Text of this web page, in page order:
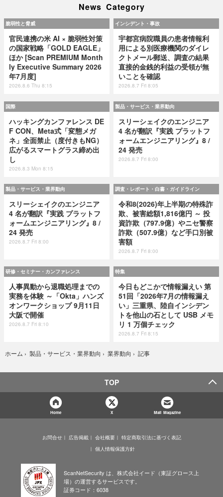
News Category
脆弱性と脅威
官民連携の米 AI × 脆弱性対策
の国家戦略「GOLD EAGLE」
ほか [Scan PREMIUM Month
ly Executive Summary 2026
年7月度]
2026.8.6 Thu 8:15
インシデント・事故
宇都宮病院職員の患者情報利
用による別医療機関のダイレ
クトメール郵送、調査の結果
直接的金銭的利益の受領が無
いことを確認
2026.8.7 Fri 8:05
国際
ハッキングカンファレンス DE
F CON、Meta式「変態メガ
ネ」全面禁止（度付きもNG）
広がるスマートグラス締め出
し
2026.8.3 Mon 8:15
製品・サービス・業界動向
スリーシェイクのエンジニア
4 名が翻訳『実践 プラットフ
ォームエンジニアリング』8 /
24 発売
2026.8.7 Fri 8:00
製品・サービス・業界動向
スリーシェイクのエンジニア
4 名が翻訳『実践 プラットフ
ォームエンジニアリング』8 /
24 発売
2026.8.7 Fri 8:00
調査・レポート・白書・ガイドライン
令和8(2026)年上半期の特殊詐
欺、被害総額1,816億円 ～ 投
資詐欺（797.9億）やニセ警察
詐欺（507.9億）など手口別被
害額
2026.8.7 Fri 8:00
研修・セミナー・カンファレンス
人事異動から退職処理までの
実務を体験 ～「Okta」ハンズ
オンワークショップ 9月11日
大阪で開催
2026.8.7 Fri 8:10
特集
今日もどこかで情報漏えい 第
51回「2026年7月の情報漏え
い」三重県、陸自インシデン
トを他山の石として USB メモ
リ 1 万個チェック
2026.8.7 Fri 8:15
ホーム › 製品・サービス・業界動向 › 業界動向 › 記事
TOP
Home X Mail Magazine
お問合せ 広告掲載 会社概要
特定商取引法に基づく表記
個人情報保護方針
ScanNetSecurity は、株式会社イード（東証グロース上
場）の運営するサービスです。
証券コード：6038